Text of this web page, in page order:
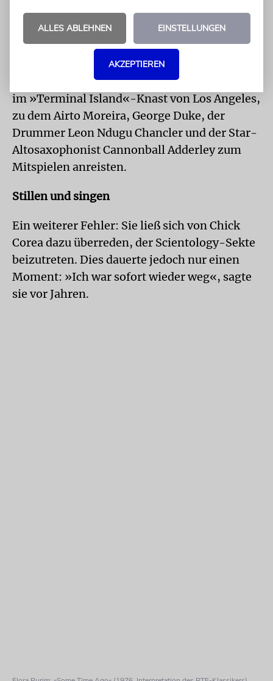
Ein wenig ruhmreiches Kapitel, das sich eher
zum Weghören eignet, gab es allerdings auch:
Von 1974 bis 1976 war sie anderthalb Jahre
lang im Gefängnis, wegen Kokainbesitzes.
Während der Haft organisierte sie ein Konzert
im »Terminal Island«-Knast von Los Angeles,
zu dem Airto Moreira, George Duke, der
Drummer Leon Ndugu Chancler und der Star-
Altosaxophonist Cannonball Adderley zum
Mitspielen anreisten.
Stillen und singen
Ein weiterer Fehler: Sie ließ sich von Chick
Corea dazu überreden, der Scientology-Sekte
beizutreten. Dies dauerte jedoch nur einen
Moment: »Ich war sofort wieder weg«, sagte
sie vor Jahren.
ALLES ABLEHNEN EINSTELLUNGEN
AKZEPTIEREN